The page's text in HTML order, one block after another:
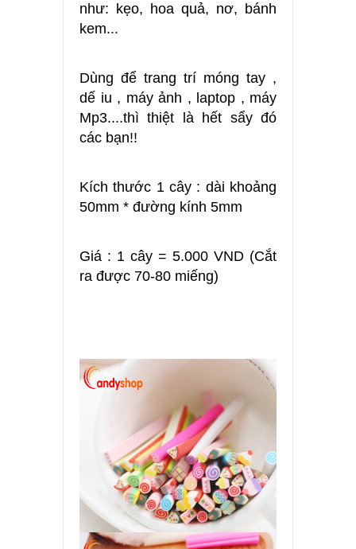
như: kẹo, hoa quả, nơ, bánh
kem...
Dùng để trang trí móng tay ,
dế iu , máy ảnh , laptop , máy
Mp3....thì thiệt là hết sẩy đó
các bạn!!
Kích thước 1 cây : dài khoảng
50mm * đường kính 5mm
Giá : 1 cây = 5.000 VND (Cắt
ra được 70-80 miếng)